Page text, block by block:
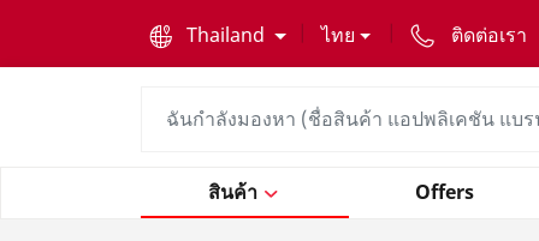
Thailand
ไทย ติดต่อเรา
สินค้า Offers